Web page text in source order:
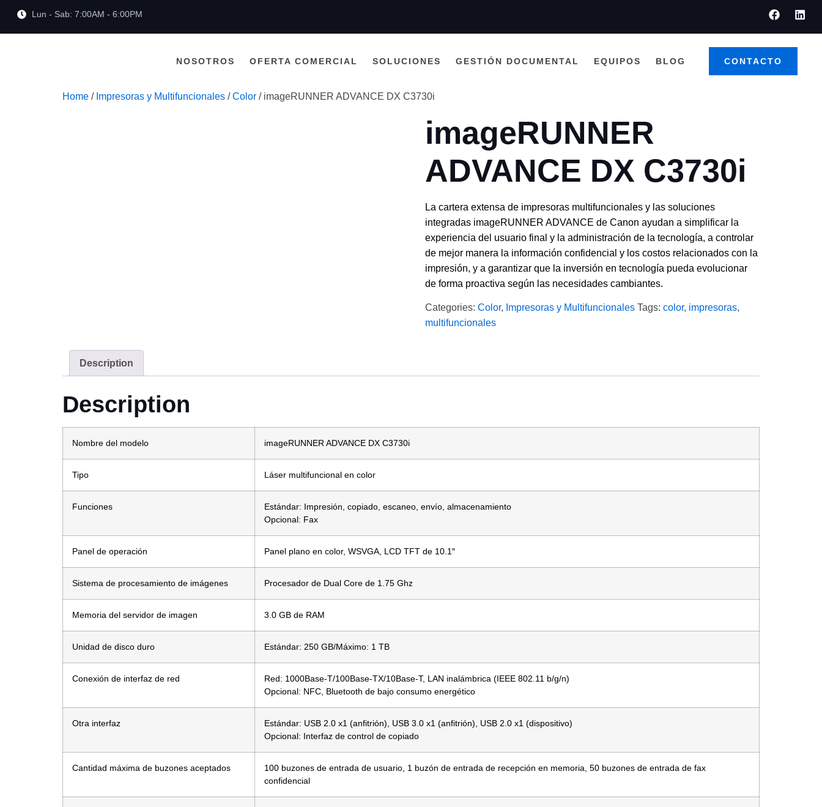
Lun - Sab: 7:00AM - 6:00PM
NOSOTROS OFERTA COMERCIAL SOLUCIONES GESTIÓN DOCUMENTAL EQUIPOS BLOG CONTACTO
Home / Impresoras y Multifuncionales /Color / imageRUNNER ADVANCE DX C3730i
imageRUNNER
ADVANCE DX C3730i
La cartera extensa de impresoras multifuncionales y las soluciones
integradas imageRUNNER ADVANCE de Canon ayudan a simplificar la
experiencia del usuario final y la administración de la tecnología, a controlar
de mejor manera la información confidencial y los costos relacionados con la
impresión, y a garantizar que la inversión en tecnología pueda evolucionar
de forma proactiva según las necesidades cambiantes.
Categories: Color, Impresoras y Multifuncionales Tags: color, impresoras,
multifuncionales
Description
Description
Nombre del modelo imageRUNNER ADVANCE DX C3730i
Tipo Láser multifuncional en color
Funciones
Estándar: Impresión, copiado, escaneo, envío, almacenamiento
Opcional: Fax
Panel de operación Panel plano en color, WSVGA, LCD TFT de 10.1″
Sistema de procesamiento de imágenes Procesador de Dual Core de 1.75 Ghz
Memoria del servidor de imagen 3.0 GB de RAM
Unidad de disco duro Estándar: 250 GB/Máximo: 1 TB
Conexión de interfaz de red
Red: 1000Base-T/100Base-TX/10Base-T, LAN inalámbrica (IEEE 802.11 b/g/n)
Opcional: NFC, Bluetooth de bajo consumo energético
Otra interfaz
Estándar: USB 2.0 x1 (anfitrión), USB 3.0 x1 (anfitrión), USB 2.0 x1 (dispositivo)
Opcional: Interfaz de control de copiado
Cantidad máxima de buzones aceptados
100 buzones de entrada de usuario, 1 buzón de entrada de recepción en memoria, 50 buzones de entrada de fax
confidencial